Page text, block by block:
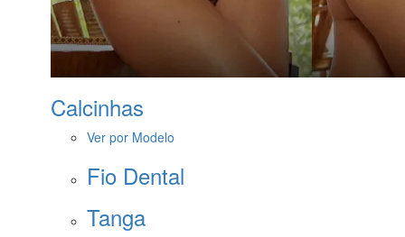
Calcinhas
Ver por Modelo
Fio Dental
Tanga